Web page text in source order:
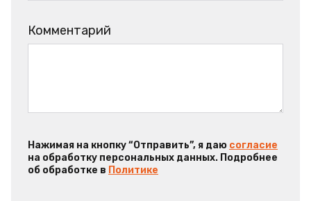
Комментарий
Нажимая на кнопку “Отправить”, я даю согласие
на обработку персональных данных. Подробнее
об обработке в Политике